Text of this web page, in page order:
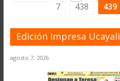
7
438 439
Edición Impresa Ucayali
agosto 7, 2026